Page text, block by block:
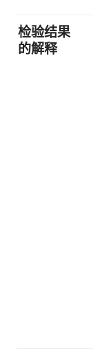
检验结果
的解释